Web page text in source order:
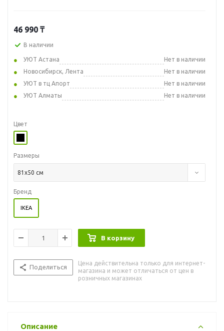
46 990 ₸
В наличии
УЮТ Астана
Нет в наличии
Новосибирск, Лента
Нет в наличии
УЮТ в тц Апорт
Нет в наличии
УЮТ Алматы
Нет в наличии
Цвет
Размеры
81x50 см
Бренд
IKEA
В корзину
Поделиться
Цена действительна только для интернет-
магазина и может отличаться от цен в
розничных магазинах
Описание